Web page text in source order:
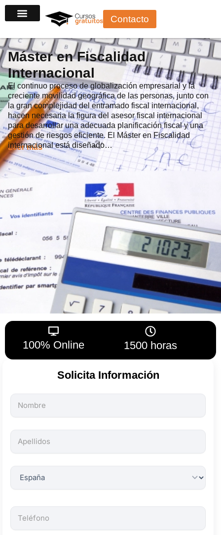
al
Contacto
Máster en Fiscalidad
Internacional
El continuo proceso de globalización empresarial y la
creciente movilidad geográfica de las personas, junto con
la gran complejidad del entramado fiscal internacional,
hacen necesaria la figura del asesor fiscal internacional
para desarrollar una adecuada planificación fiscal y una
gestión de riesgos eficiente. El Máster en Fiscalidad
internacional está diseñado…
Leer más
100% Online 1500 horas
Solicita Información
Todos
los
son
obligatorios.